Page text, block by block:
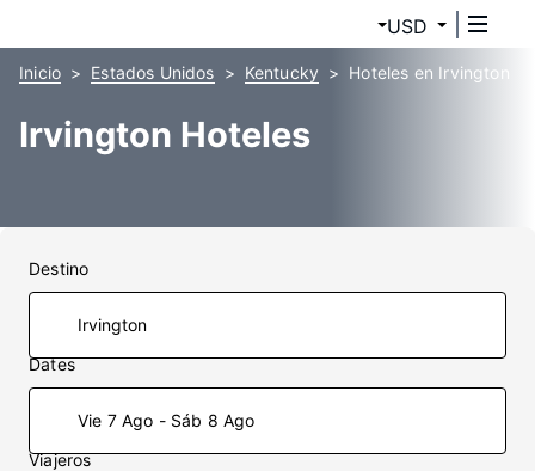
USD
Inicio Estados Unidos Kentucky Hoteles en Irvington
Irvington Hoteles
Destino
Dates
Vie 7 Ago - Sáb 8 Ago
Viajeros